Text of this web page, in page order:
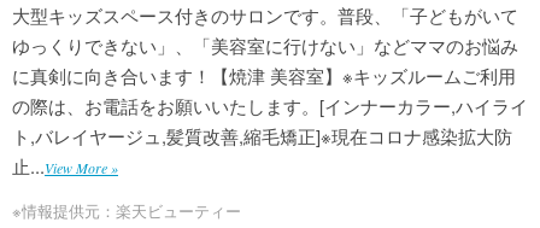
大型キッズスペース付きのサロンです。普段、「子どもがいて
ゆっくりできない」、「美容室に行けない」などママのお悩み
に真剣に向き合います！【焼津 美容室】※キッズルームご利用
の際は、お電話をお願いいたします。[インナーカラー,ハイライ
ト,バレイヤージュ,髪質改善,縮毛矯正]※現在コロナ感染拡大防
止...View More »
※情報提供元：楽天ビューティー